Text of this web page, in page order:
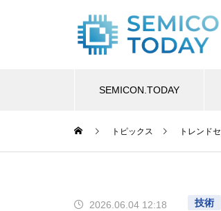
SEMICON.TODAY
トピックス トレンド
2026.06.04 12:18 技術